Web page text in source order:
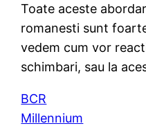
Toate aceste
romanesti sunt
vedem cum vor
schimbari, sau la
BCR
Millennium